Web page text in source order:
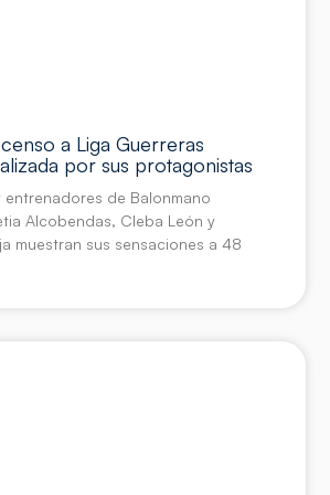
a Liga Guerreras
por sus protagonistas
entrenadores de Balonmano
Alcobendas, Cleba León y
muestran sus sensaciones a 48